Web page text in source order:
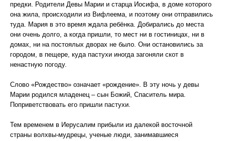
предки. Родители Девы Марии и старца Иосифа, в доме которого
она жила, происходили из Вифлеема, и поэтому они отправились
туда. Мария в это время ждала ребёнка. Добирались до места
они очень долго, а когда пришли, то мест ни в гостиницах, ни в
домах, ни на постоялых дворах не было. Они остановились за
городом, в пещере, куда пастухи иногда загоняли скот в
ненастную погоду.
Слово «Рождество» означает «рождение». В эту ночь у девы
Марии родился младенец – сын Божий, Спаситель мира.
Поприветствовать его пришли пастухи.
Тем временем в Иерусалим прибыли из далекой восточной
страны волхвы-мудрецы, ученые люди, занимавшиеся